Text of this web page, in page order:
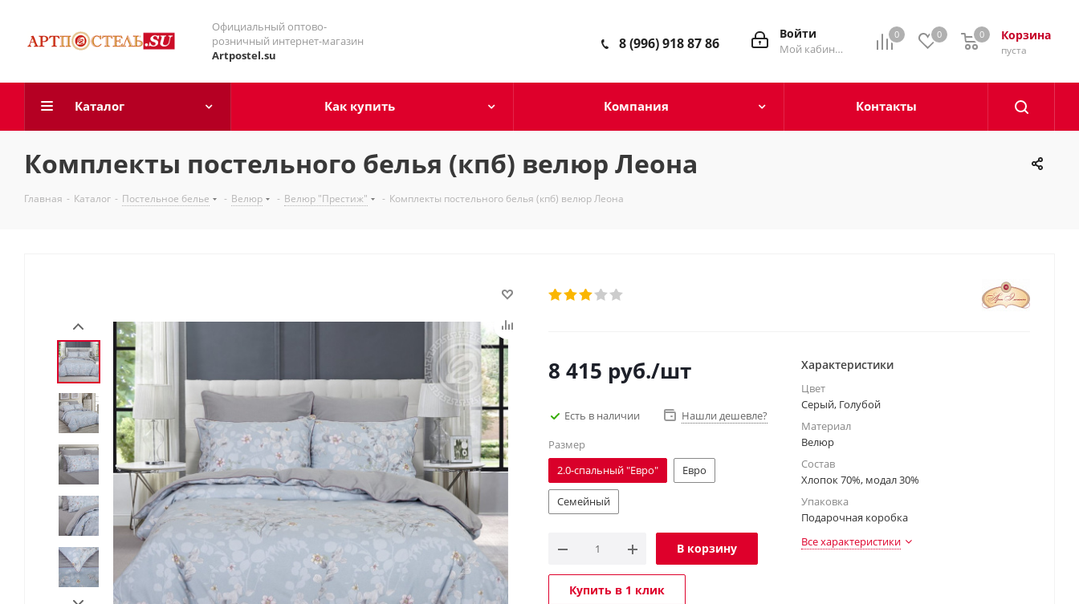
Официальный оптово-
розничный интернет-магазин
Artpostel.su
0 0 Корзина
0
пуста
0
Войти
Мой кабинет
8 (996) 918 87 86
Каталог Как купить Компания Контакты
Комплекты постельного белья (кпб) велюр Леона
Главная - Каталог - Постельное белье - Велюр - Велюр "Престиж" - Комплекты постельного белья (кпб) велюр Леона
8 415 руб./шт
Есть в наличии
Нашли дешевле?
Размер
2.0-спальный "Евро"
Евро
Семейный
В корзину
Купить в 1 клик
Характеристики
Цвет
Серый, Голубой
Материал
Велюр
Состав
Хлопок 70%, модал 30%
Упаковка
Подарочная коробка
Все характеристики